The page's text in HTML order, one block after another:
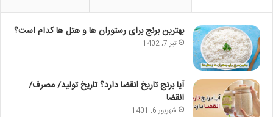
بهترین برنج برای رستوران ها و هتل ها کدام است؟
تیر 7, 1402
آیا برنج تاریخ انقضا دارد؟ تاریخ تولید/ مصرف/
انقضا
شهریور 6, 1401